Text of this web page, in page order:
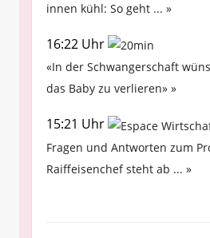
innen kühl: So geht ... »
16:22 Uhr
«In der Schwangerschaft
das Baby zu verlieren» »
15:21 Uhr
Fragen und Antworten zum
Raiffeisenchef steht ab ... »